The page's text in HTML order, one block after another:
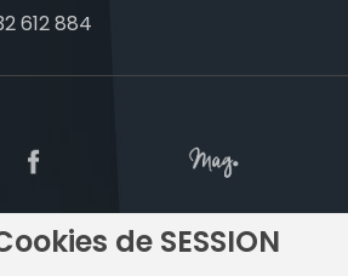
de SESSION
612 884